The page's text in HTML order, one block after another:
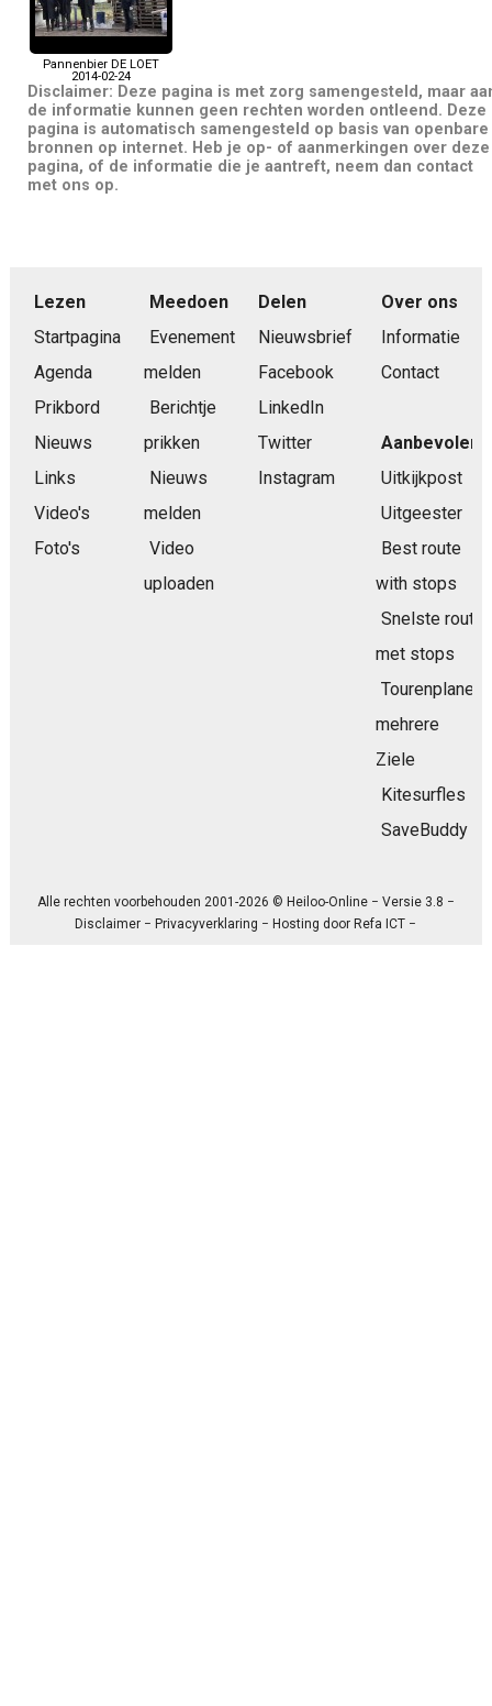
Pannenbier DE LOET
2014-02-24
Disclaimer: Deze pagina is met zorg samengesteld, maar
de informatie kunnen geen rechten worden ontleend. Deze
pagina is automatisch samengesteld op basis van openbare
bronnen op internet. Heb je op- of aanmerkingen over deze
pagina, of de informatie die je aantreft, neem dan contact
met ons op.
Lezen
Startpagina
Agenda
Prikbord
Nieuws
Links
Video's
Foto's
Meedoen
Evenement
melden
Berichtje
prikken
Nieuws
melden
Video
uploaden
Delen
Nieuwsbrief
Facebook
LinkedIn
Twitter
Instagram
Over ons
Informatie
Contact
Aanbevolen
Uitkijkpost
Uitgeester
Best route
with stops
Snelste route
met stops
Tourenplaner
mehrere
Ziele
Kitesurfles
SaveBuddy
Alle rechten voorbehouden 2001-2026 © Heiloo-Online − Versie 3.8 −
Disclaimer − Privacyverklaring − Hosting door Refa ICT −